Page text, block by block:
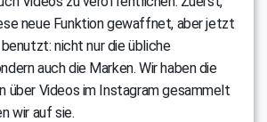
neue Funktion gewaffnet, aber jetzt
nicht nur die übliche
auch die Marken. Wir haben die
über Videos im Instagram gesammelt
wir auf sie.